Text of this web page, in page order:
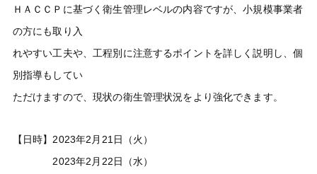
ＨＡＣＣＰに基づく衛生管理レベルの内容ですが、小規模事業者
の方にも取り入
れやすい工夫や、工程別に注意するポイントを詳しく説明し、個
別指導もしてい
ただけますので、現状の衛生管理状況をより強化できます。
【日時】2023年2月21日（火）
2023年2月22日（水）